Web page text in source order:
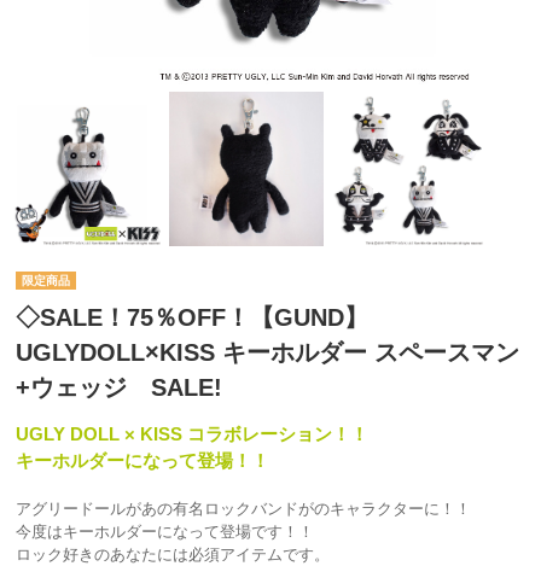
◇SALE！75％OFF！【GUND】
UGLYDOLL×KISS キーホルダー スペースマン
+ウェッジ SALE!
UGLY DOLL × KISS コラボレーション！！
キーホルダーになって登場！！
アグリードールがあの有名ロックバンドがのキャラクターに！！
今度はキーホルダーになって登場です！！
ロック好きのあなたには必須アイテムです。